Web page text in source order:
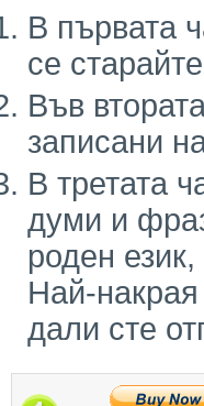
В първата
се
Във
записани
В третата
думи и
роден
Най-
дали сте